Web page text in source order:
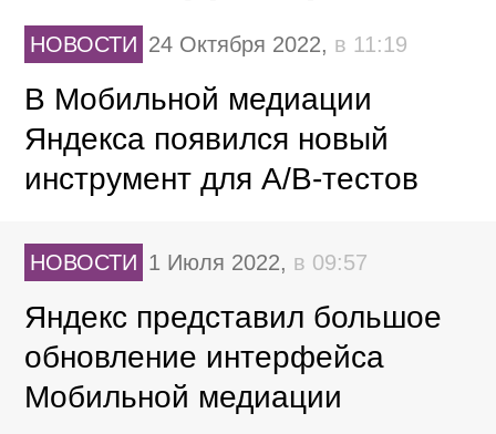
НОВОСТИ 24 Октября 2022, в 11:19
В Мобильной медиации
Яндекса появился новый
инструмент для А/B-тестов
НОВОСТИ 1 Июля 2022, в 09:57
Яндекс представил большое
обновление интерфейса
Мобильной медиации